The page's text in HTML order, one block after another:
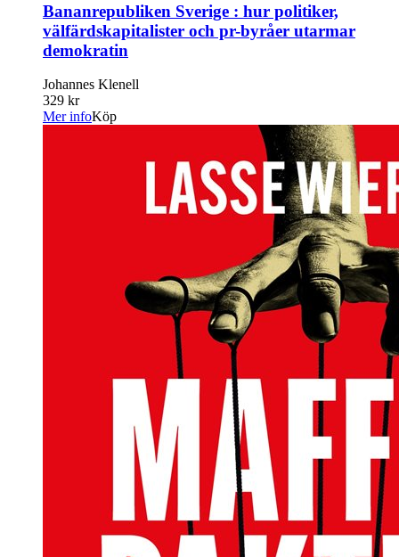
Bananrepubliken Sverige : hur politiker,
välfärdskapitalister och pr-byråer utarmar
demokratin
Johannes Klenell
329 kr
Mer infoKöp